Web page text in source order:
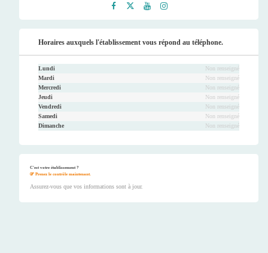
ook
er
be
ram
Horaires auxquels l'établissement vous répond au téléphone.
Lundi
Non renseigné
Mardi
Non renseigné
Mercredi
Non renseigné
Jeudi
Non renseigné
Vendredi
Non renseigné
Samedi
Non renseigné
Dimanche
Non renseigné
C'est votre établissement ?
Prenez le contrôle maintenant.
Assurez-vous que vos informations sont à jour.